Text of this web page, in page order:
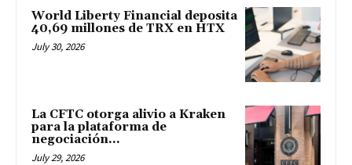
World Liberty Financial deposita
40,69 millones de TRX en HTX
July 30, 2026
La CFTC otorga alivio a Kraken
para la plataforma de
negociación...
July 29, 2026